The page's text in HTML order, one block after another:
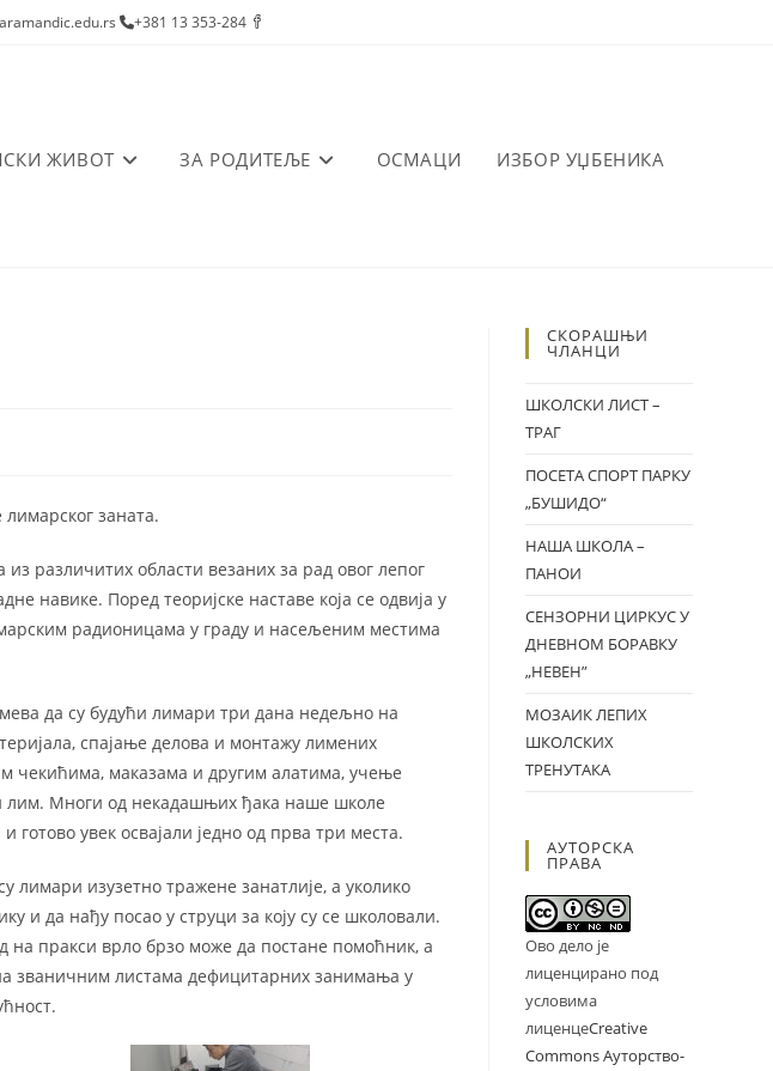
+381 13 353-284
ЖИВОТ ЗА РОДИТЕЉЕ ОСМАЦИ ИЗБОР УЏБЕНИКА
заната.
различитих области везаних за рад овог лепог
навике. Поред теоријске наставе која се одвија у
радионицама у граду и насељеним местима
да су будући лимари три дана недељно на
спајање делова и монтажу лимених
чекићима, маказама и другим алатима, учење
лим. Многи од некадашњих ђака наше школе
увек освајали једно од прва три места.
изузетно тражене занатлије, а уколико
и да нађу посао у струци за коју су се школовали.
на пракси врло брзо може да постане помоћник, а
званичним листама дефицитарних занимања у
СКОРАШЊИ
ЧЛАНЦИ
ШКОЛСКИ ЛИСТ –
ТРАГ
ПОСЕТА СПОРТ ПАРКУ
„БУШИДО“
НАША ШКОЛА –
ПАНОИ
СЕНЗОРНИ ЦИРКУС У
ДНЕВНОМ БОРАВКУ
„НЕВЕН”
МОЗАИК ЛЕПИХ
ШКОЛСКИХ
ТРЕНУТАКА
АУТОРСКА
ПРАВА
Ово дело је
лиценцирано под
условима
лиценцеCreative
Commons Ауторство-